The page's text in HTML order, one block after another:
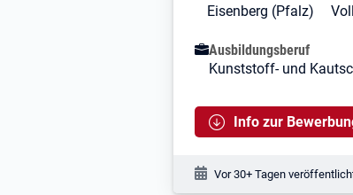
Eisenberg (Pfalz)
Ausbildungsberuf
Kunststoff- und
Info zur
Veröffentlichungsdatum:
Vor 30+ Tagen